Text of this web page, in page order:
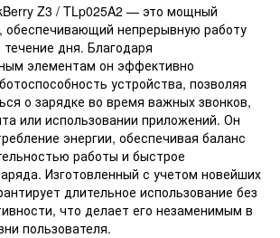
Z3 / TLp025A2 — это мощный
обеспечивающий непрерывную работу
дня. Благодаря
элементам он эффективно
устройства, позволяя
о зарядке во время важных звонков,
или использовании приложений. Он
энергии, обеспечивая баланс
работы и быстрое
Изготовленный с учетом новейших
длительное использование без
что делает его незаменимым в
пользователя.